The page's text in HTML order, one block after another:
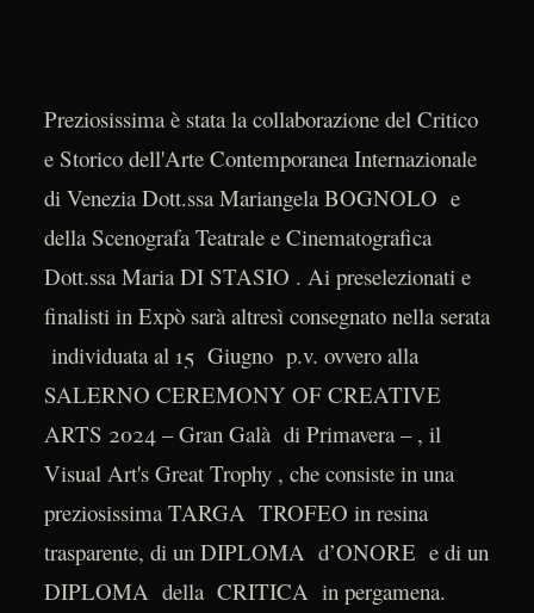
Preziosissima è stata la collaborazione del Critico
e Storico dell'Arte Contemporanea Internazionale
di Venezia Dott.ssa Mariangela BOGNOLO e
della Scenografa Teatrale e Cinematografica
Dott.ssa Maria DI STASIO . Ai preselezionati e
finalisti in Expò sarà altresì consegnato nella serata
individuata al 15 Giugno p.v. ovvero alla
SALERNO CEREMONY OF CREATIVE
ARTS 2024 – Gran Galà di Primavera – , il
Visual Art's Great Trophy , che consiste in una
preziosissima TARGA TROFEO in resina
trasparente, di un DIPLOMA d’ONORE e di un
DIPLOMA della CRITICA in pergamena.